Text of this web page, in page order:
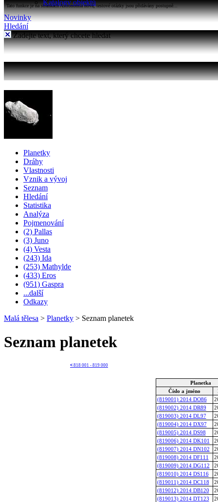
Katalogy objektů
Tato funkce je na stránkách Astronomia nová, testové otázky jsou přidávány postupně...
Novinky
Hledání
Zadejte text, který chcete hledat
Planetky
Dráhy
Vlastnosti
Vznik a vývoj
Seznam
Hledání
Statistika
Analýza
Pojmenování
(2) Pallas
(3) Juno
(4) Vesta
(243) Ida
(253) Mathylde
(433) Eros
(951) Gaspra
...další
Odkazy
Malá tělesa > Planetky > Seznam planetek
Seznam planetek
< 818 001 - 819 000
Planetka
Číslo a jméno
(819001) 2014 DO86
(819002) 2014 DR89
(819003) 2014 DL97
(819004) 2014 DX97
(819005) 2014 DS98
(819006) 2014 DK101
(819007) 2014 DN102
(819008) 2014 DF111
(819009) 2014 DG112
(819010) 2014 DS116
(819011) 2014 DC118
(819012) 2014 DB120
(819013) 2014 DT123